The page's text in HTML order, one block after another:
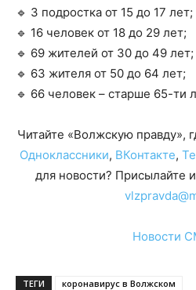
🔹 3 подростка от 15 до 17 лет;
🔹 16 человек от 18 до 29 лет;
🔹 69 жителей от 30 до 49 лет;
🔹 63 жителя от 50 до 64 лет;
🔹 66 человек – старше 65-ти
Читайте «Волжскую правду»,
Одноклассники, ВКонтакте,
для новости? Присылайте
Новости
ТЕГИ коронавирус в Волжском